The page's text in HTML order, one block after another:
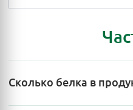
Сколько белка в